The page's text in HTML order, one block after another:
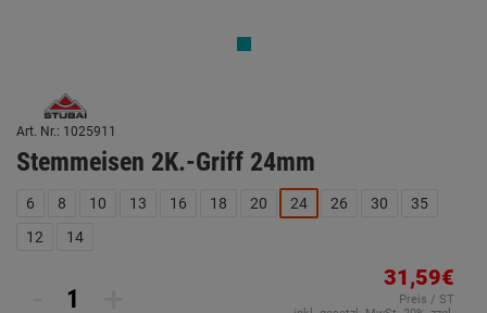
Art. Nr.: 1025911
Stemmeisen 2K.-Griff 24mm
6 8 10 13 16 18 20 24 26 30
35
12
14
31,59€
Preis / ST